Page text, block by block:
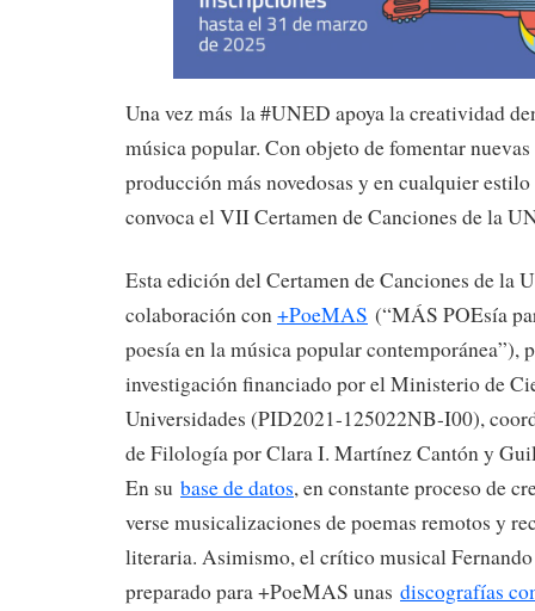
Una vez más la #UNED apoya la creatividad
música popular. Con objeto de fomentar
producción más novedosas y en cualquier
convoca el VII Certamen de Canciones de la
Esta edición del Certamen de Canciones de la
colaboración con+PoeMAS (“MÁS POEsía
poesía en la música popular contemporánea”),
investigación financiado por el Ministerio de
Universidades (PID2021-125022NB-I00),
de Filología por Clara I. Martínez Cantón y
En su base de datos, en constante proceso de
verse musicalizaciones de poemas remotos y
literaria. Asimismo, el crítico musical
preparado para +PoeMAS unas discografías